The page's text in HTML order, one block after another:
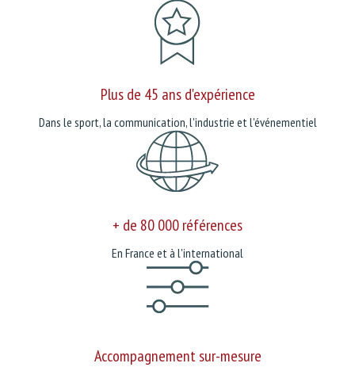
Plus de 45 ans d'expérience
Dans le sport, la communication, l'industrie et l'événementiel
+ de 80 000 références
En France et à l'international
Accompagnement sur-mesure